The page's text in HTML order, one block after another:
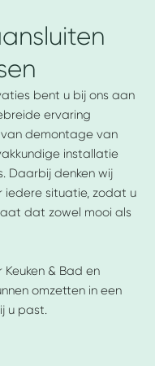
bent u bij ons aan
ervaring
demontage van
installatie
Daarbij denken wij
iedere situatie, zodat u
dat zowel mooi als
& Bad en
omzetten in een
u past.